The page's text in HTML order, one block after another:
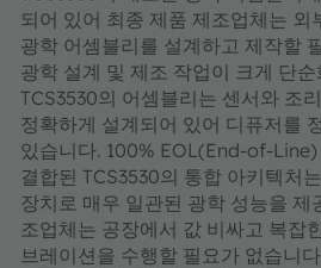
되어 있어 최종 제품 제조업체는 외
광학 어셈블리를 설계하고 제작할
광학 설계 및 제조 작업이 크게 단
TCS3530의 어셈블리는 센서와 조
정확하게 설계되어 있어 디퓨저를
있습니다. 100% EOL(End-of-
결합된 TCS3530의 통합 아키텍처
장치로 매우 일관된 광학 성능을 제
조업체는 공장에서 값 비싸고 복잡
브레이션을 수행할 필요가 없습니